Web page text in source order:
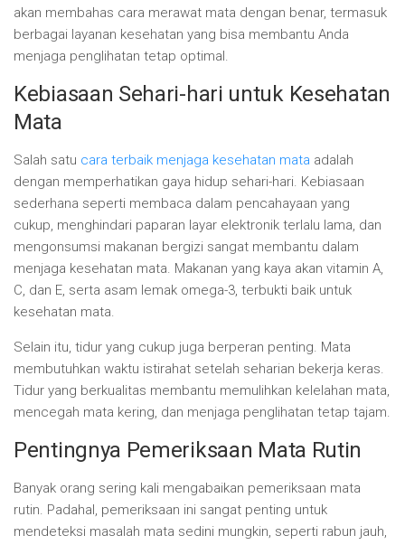
akan membahas cara merawat mata dengan benar, termasuk
berbagai layanan kesehatan yang bisa membantu Anda
menjaga penglihatan tetap optimal.
Kebiasaan Sehari-hari untuk Kesehatan
Mata
Salah satu cara terbaik menjaga kesehatan mata adalah
dengan memperhatikan gaya hidup sehari-hari. Kebiasaan
sederhana seperti membaca dalam pencahayaan yang
cukup, menghindari paparan layar elektronik terlalu lama, dan
mengonsumsi makanan bergizi sangat membantu dalam
menjaga kesehatan mata. Makanan yang kaya akan vitamin A,
C, dan E, serta asam lemak omega-3, terbukti baik untuk
kesehatan mata.
Selain itu, tidur yang cukup juga berperan penting. Mata
membutuhkan waktu istirahat setelah seharian bekerja keras.
Tidur yang berkualitas membantu memulihkan kelelahan mata,
mencegah mata kering, dan menjaga penglihatan tetap tajam.
Pentingnya Pemeriksaan Mata Rutin
Banyak orang sering kali mengabaikan pemeriksaan mata
rutin. Padahal, pemeriksaan ini sangat penting untuk
mendeteksi masalah mata sedini mungkin, seperti rabun jauh,